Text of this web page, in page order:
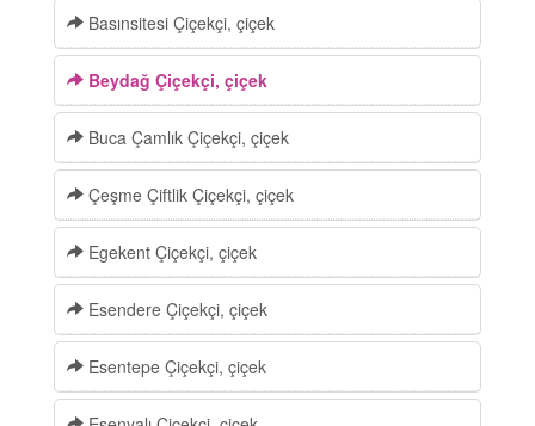
Basınsitesi Çiçekçi, çiçek
Beydağ Çiçekçi, çiçek
Buca Çamlık Çiçekçi, çiçek
Çeşme Çiftlik Çiçekçi, çiçek
Egekent Çiçekçi, çiçek
Esendere Çiçekçi, çiçek
Esentepe Çiçekçi, çiçek